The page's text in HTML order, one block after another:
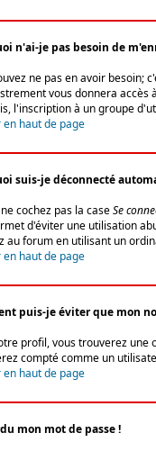
n'ai-je pas besoin de
ne pas en avoir besoin;
vous donnera accès
l'inscription à un groupe
en haut de page
suis-je déconnecté
cochez pas la caseSe
d'éviter une utilisation
au forum en utilisant un
en haut de page
puis-je éviter que mon
profil, vous trouverez une
compté comme un
en haut de page
mon mot de passe !